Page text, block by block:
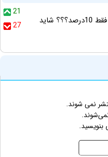
21
27
این آمار بیکاری در ایرانه یا سوئد. فقط 10درصد؟؟؟ شاید
نمی شوند.
بنویسید.